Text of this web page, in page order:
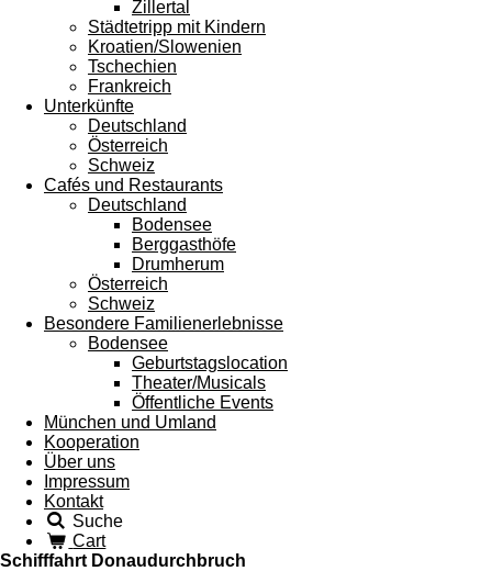
Zillertal
Städtetripp mit Kindern
Kroatien/Slowenien
Tschechien
Frankreich
Unterkünfte
Deutschland
Österreich
Schweiz
Cafés und Restaurants
Deutschland
Bodensee
Berggasthöfe
Drumherum
Österreich
Schweiz
Besondere Familienerlebnisse
Bodensee
Geburtstagslocation
Theater/Musicals
Öffentliche Events
München und Umland
Kooperation
Über uns
Impressum
Kontakt
Suche
Cart
Schifffahrt Donaudurchbruch